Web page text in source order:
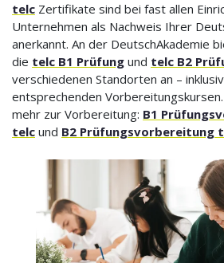
telc Zertifikate sind bei fast allen
Unternehmen als Nachweis Ihrer
anerkannt. An der DeutschAkademie
die telc B1 Prüfung und telc B2
verschiedenen Standorten an –
entsprechenden
mehr zur Vorbereitung: B1
telc und B2 Prüfungsvorbereitung